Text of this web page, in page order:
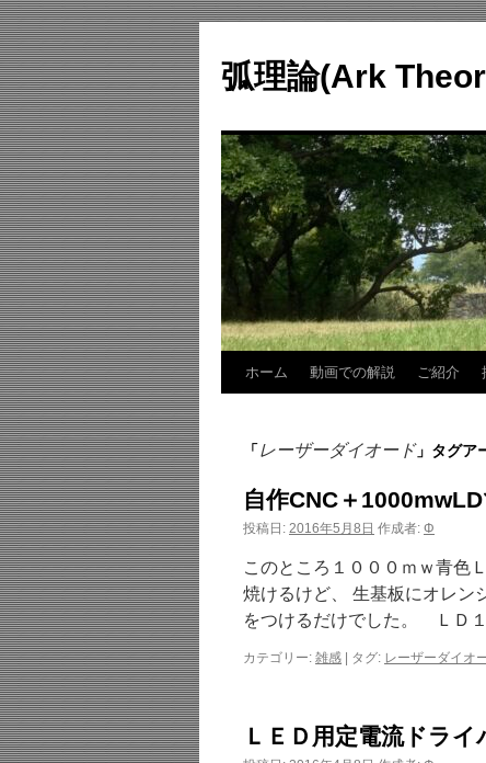
テ
ン
へ
ス
キ
ッ
弧理論(Ark
ホーム 動画での解説 ご紹介
「レーザーダイオード」タグア
自作CNC＋
投稿日: 2016年5月8日 作成者: Φ
このところ１０００ｍｗ青色
焼けるけど、 生基板にオレン
をつけるだけでした。 ＬＤ
カテゴリー: 雑感 タグ: レーザーダイオ
ＬＥＤ用定電流ドラ